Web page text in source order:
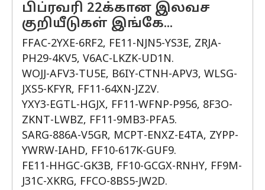
பிப்ரவரி 22க்கான இலவச
குறியீடுகள் இங்கே...
FFAC-2YXE-6RF2, FE11-NJN5-YS3E, ZRJA-
PH29-4KV5, V6AC-LKZK-UD1N.
WOJJ-AFV3-TU5E, B6IY-CTNH-APV3, WLSG-
JXS5-KFYR, FF11-64XN-JZ2V.
YXY3-EGTL-HGJX, FF11-WFNP-P956, 8F3O-
ZKNT-LWBZ, FF11-9MB3-PFA5.
SARG-886A-V5GR, MCPT-ENXZ-E4TA, ZYPP-
YWRW-IAHD, FF10-617K-GUF9.
FE11-HHGC-GK3B, FF10-GCGX-RNHY, FF9M-
J31C-XKRG, FFCO-8BS5-JW2D.